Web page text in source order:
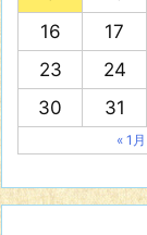
16
17
23
24
30
31
« 1月